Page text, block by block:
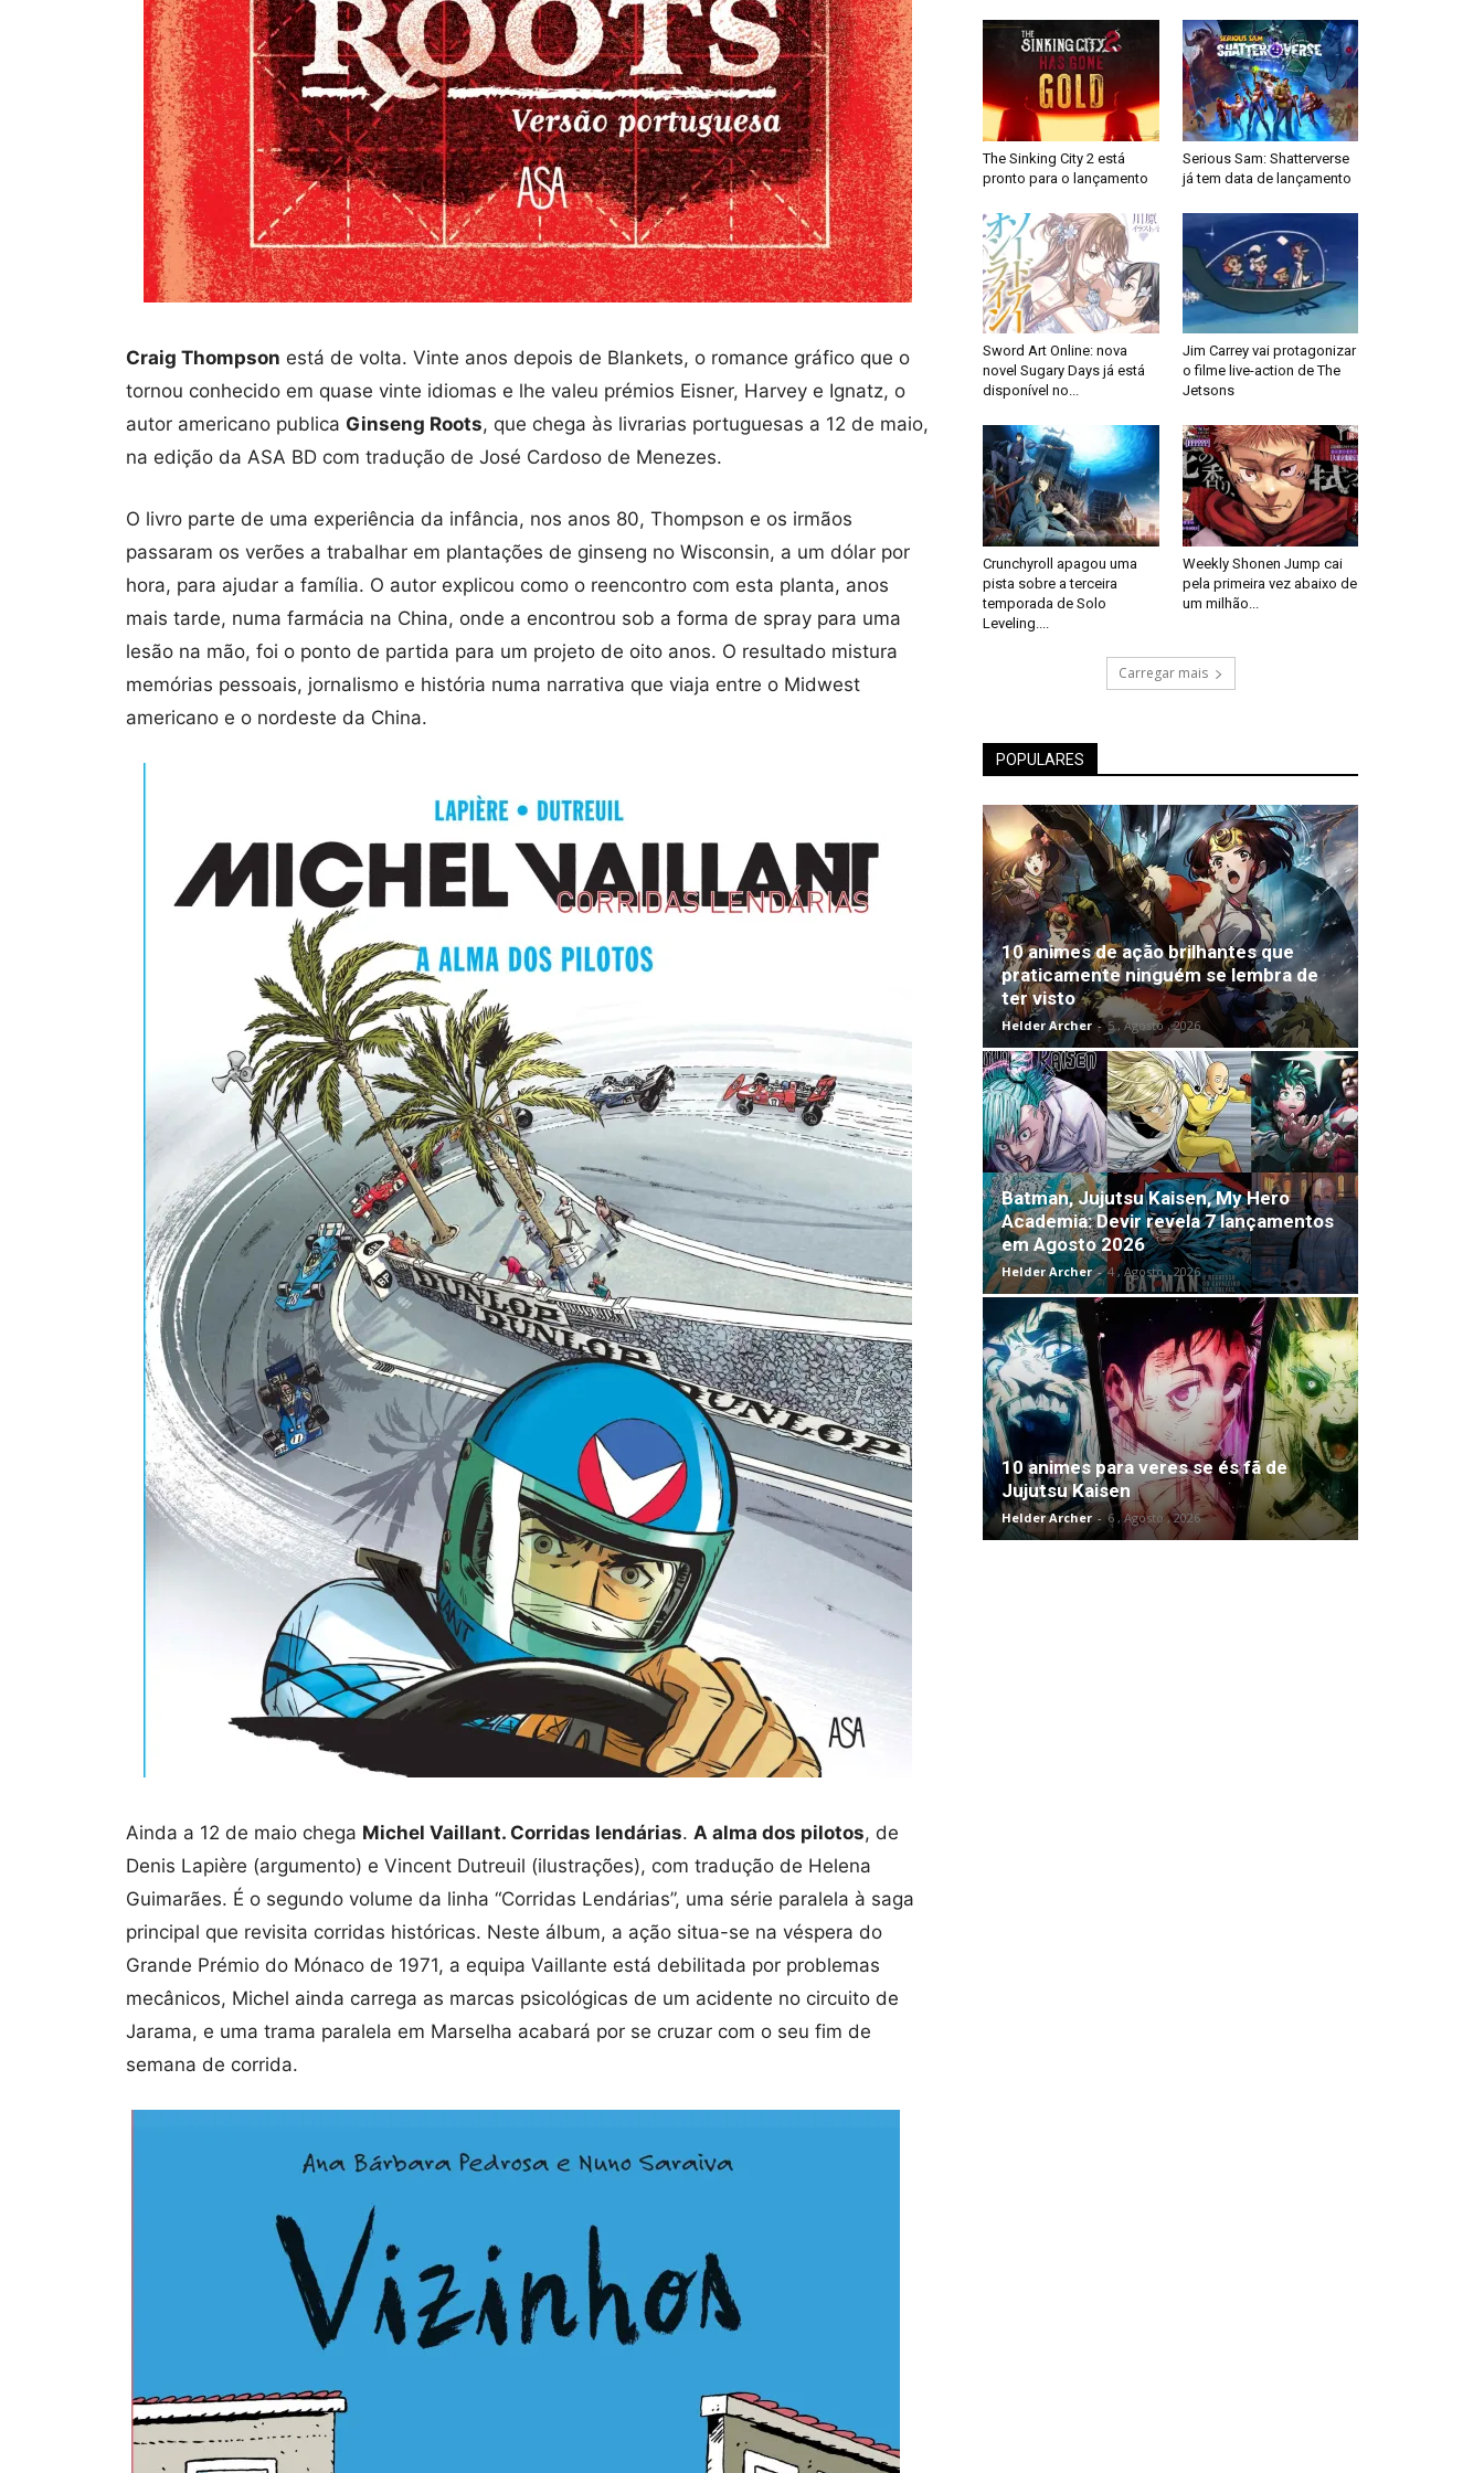
Craig Thompson está de volta. Vinte anos depois de Blankets, o romance gráfico que o
tornou conhecido em quase vinte idiomas e lhe valeu prémios Eisner, Harvey e Ignatz, o
autor americano publica Ginseng Roots, que chega às livrarias portuguesas a 12 de maio,
na edição da ASA BD com tradução de José Cardoso de Menezes.
O livro parte de uma experiência da infância, nos anos 80, Thompson e os irmãos
passaram os verões a trabalhar em plantações de ginseng no Wisconsin, a um dólar por
hora, para ajudar a família. O autor explicou como o reencontro com esta planta, anos
mais tarde, numa farmácia na China, onde a encontrou sob a forma de spray para uma
lesão na mão, foi o ponto de partida para um projeto de oito anos. O resultado mistura
memórias pessoais, jornalismo e história numa narrativa que viaja entre o Midwest
americano e o nordeste da China.
Ainda a 12 de maio chega Michel Vaillant. Corridas lendárias. A alma dos pilotos, de
Denis Lapière (argumento) e Vincent Dutreuil (ilustrações), com tradução de Helena
Guimarães. É o segundo volume da linha “Corridas Lendárias”, uma série paralela à saga
principal que revisita corridas históricas. Neste álbum, a ação situa-se na véspera do
Grande Prémio do Mónaco de 1971, a equipa Vaillante está debilitada por problemas
mecânicos, Michel ainda carrega as marcas psicológicas de um acidente no circuito de
Jarama, e uma trama paralela em Marselha acabará por se cruzar com o seu fim de
semana de corrida.
The Sinking City 2 está
pronto para o lançamento
Serious Sam: Shatterverse
já tem data de lançamento
Sword Art Online: nova
novel Sugary Days já está
disponível no...
Jim Carrey vai protagonizar
o filme live-action de The
Jetsons
Crunchyroll apagou uma
pista sobre a terceira
temporada de Solo
Leveling....
Weekly Shonen Jump cai
pela primeira vez abaixo de
um milhão...
Carregar mais
POPULARES
10 animes de ação brilhantes que
praticamente ninguém se lembra de
ter visto
Helder Archer - 5 , Agosto , 2026
Batman, Jujutsu Kaisen, My Hero
Academia: Devir revela 7 lançamentos
em Agosto 2026
Helder Archer - 4 , Agosto , 2026
10 animes para veres se és fã de
Jujutsu Kaisen
Helder Archer - 6 , Agosto , 2026